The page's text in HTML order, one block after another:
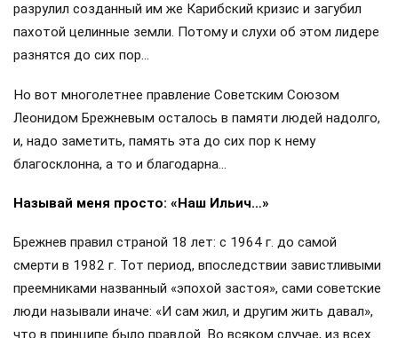
разрулил созданный им же Карибский кризис и загубил
пахотой целинные земли. Потому и слухи об этом лидере
разнятся до сих пор…
Но вот многолетнее правление Советским Союзом
Леонидом Брежневым осталось в памяти людей надолго,
и, надо заметить, память эта до сих пор к нему
благосклонна, а то и благодарна…
Называй меня просто: «Наш Ильич…»
Брежнев правил страной 18 лет: с 1964 г. до самой
смерти в 1982 г. Тот период, впоследствии завистливыми
преемниками названный «эпохой застоя», сами советские
люди называли иначе: «И сам жил, и другим жить давал»,
что в принципе было правдой. Во всяком случае, из всех